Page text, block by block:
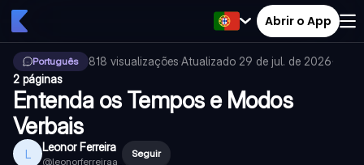
Abrir o App
Português 818 visualizações·Atualizado 29 de jul. de 2026·
2 páginas
Entenda os Tempos e Modos
Verbais
L Leonor Ferreira
@leonorferreiraa_
Seguir